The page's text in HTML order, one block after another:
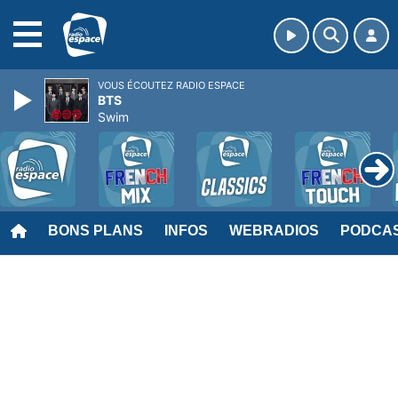
BONS PLANS INFOS WEBRADIOS
VOUS ÉCOUTEZ RADIO ESPACE
BTS
Swim